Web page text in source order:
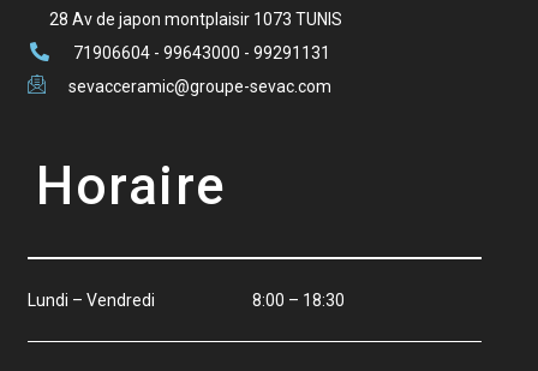
28 Av de japon montplaisir 1073 TUNIS
71906604 - 99643000 - 99291131
sevacceramic@groupe-sevac.com
Horaire
Lundi – Vendredi 8:00 – 18:30